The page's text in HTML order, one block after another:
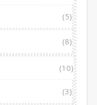
(5)
(8)
(10)
(3)